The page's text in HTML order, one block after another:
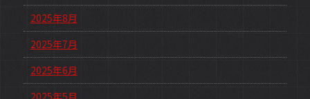
2025年8月
2025年7月
2025年6月